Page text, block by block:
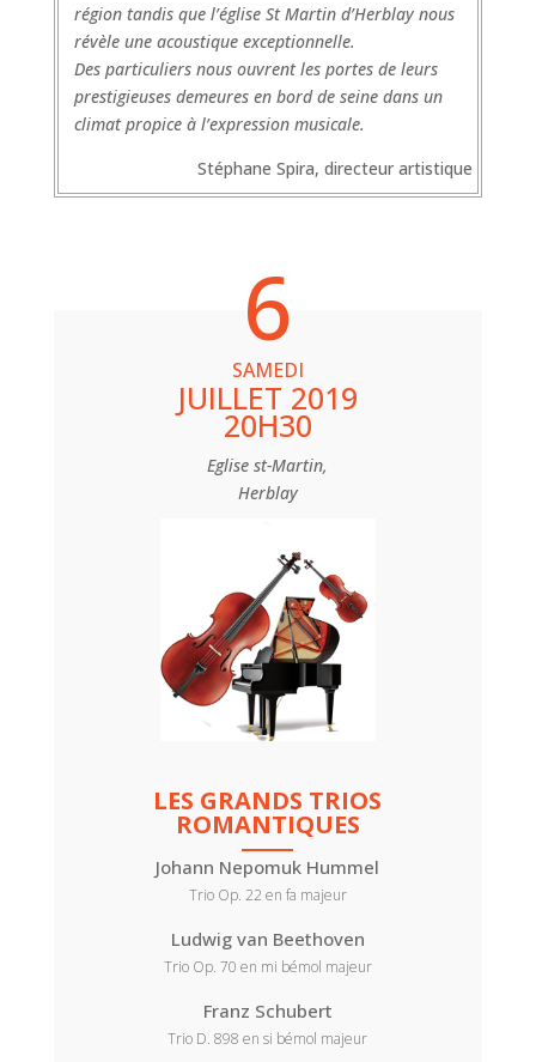
région tandis que l’église St Martin d’Herblay nous
révèle une acoustique exceptionnelle.
Des particuliers nous ouvrent les portes de leurs
prestigieuses demeures en bord de seine dans un
climat propice à l’expression musicale.
Stéphane Spira, directeur artistique
6
SAMEDI
JUILLET 2019
20H30
Eglise st-Martin,
Herblay
LES GRANDS TRIOS
ROMANTIQUES
Johann Nepomuk Hummel
Trio Op. 22 en fa majeur
Ludwig van Beethoven
Trio Op. 70 en mi bémol majeur
Franz Schubert
Trio D. 898 en si bémol majeur